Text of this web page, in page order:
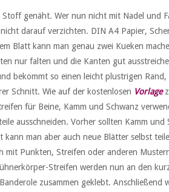
genäht. Wer nun nicht mit Nadel und
darauf verzichten. DIN A4 Papier,
Blatt kann man genau zwei Kueken
nur falten und die Kanten gut
bekommt so einen leicht plustrigen Rand,
Schnitt. Wie auf der kostenlosen Vorlage
für Beine, Kamm und Schwanz
ausschneiden. Vorher sollten Kamm und
man aber auch neue Blätter selbst
mit Punkten, Streifen oder anderen
Streifen werden nun an den
zusammen geklebt. Anschließend